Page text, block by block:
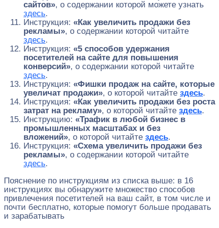
сайтов», о содержании которой можете узнать
здесь.
Инструкция: «Как увеличить продажи без
рекламы», о содержании которой читайте
здесь.
Инструкция: «5 способов удержания
посетителей на сайте для повышения
конверсий», о содержании которой читайте
здесь.
Инструкция: «Фишки продаж на сайте, которые
увеличат продажи», о которой читайте здесь.
Инструкция: «Как увеличить продажи без роста
затрат на рекламу», о которой читайте здесь.
Инструкцию: «Трафик в любой бизнес в
промышленных масштабах и без
вложений», о которой читайте здесь.
Инструкция: «Схема увеличить продажи без
рекламы», о содержании которой читайте
здесь.
Пояснение по инструкциям из списка выше: в 16
инструкциях вы обнаружите множество способов
привлечения посетителей на ваш сайт, в том числе и
почти бесплатно, которые помогут больше продавать
и зарабатывать